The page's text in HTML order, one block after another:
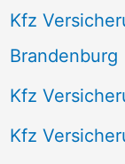
Kfz
Brandenburg
Kfz
Kfz